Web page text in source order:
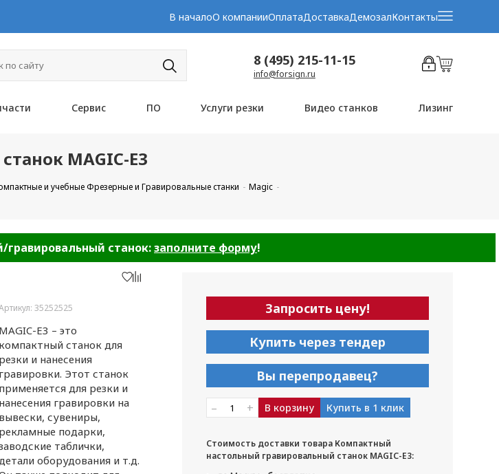
В началоО компанииОплатаДоставкаДемозалКонтакты
8 (495) 215-11-15
info@forsign.ru
Сервис ПО Услуги резки Видео станков Лизинг
MAGIC-E3
и учебные Фрезерные и Гравировальные станки
Magic
станок:заполните форму!
35252525
MAGIC-E3 – это
компактный станок для
резки и нанесения
гравировки. Этот станок
применяется для резки и
нанесения гравировки на
вывески, сувениры,
рекламные подарки,
таблички,
оборудования и т.д.
Запросить цену!
Купить через тендер
Вы перепродавец?
– + В корзину Купить в 1 клик
Стоимость доставки товара Компактный
настольный гравировальный станок MAGIC-E3: